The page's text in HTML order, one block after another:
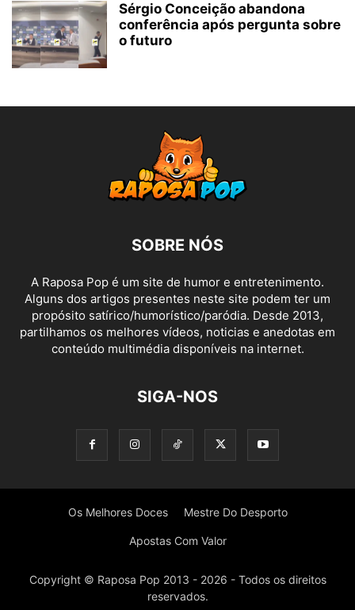
Sérgio Conceição abandona
conferência após pergunta sobre
o futuro
SOBRE NÓS
A Raposa Pop é um site de humor e entretenimento.
Alguns dos artigos presentes neste site podem ter um
propósito satírico/humorístico/paródia. Desde 2013,
partilhamos os melhores vídeos, noticias e anedotas em
conteúdo multimédia disponíveis na internet.
SIGA-NOS
Os Melhores Doces Mestre Do Desporto
Apostas Com Valor
Copyright © Raposa Pop 2013 - 2026 - Todos os direitos
reservados.